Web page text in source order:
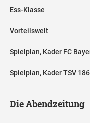
Ess-Klasse
Vorteilswelt
Spielplan, Kader FC
Spielplan, Kader TSV
Die Abendzeitung